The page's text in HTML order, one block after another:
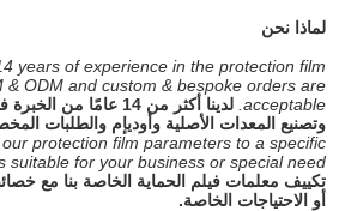
لماذا نحن
years of experience in the protection film
& ODM and custom & bespoke orders are
acceptable.
لدينا أكثر من 14 عامًا من
وتصنيع المعدات الأصلية وأوديإم والطلبات
our protection film parameters to a specific
suitable for your business or special need.
تكييف معلمات فيلم الحماية الخاصة بنا مع
أو الاحتياجات الخاصة.